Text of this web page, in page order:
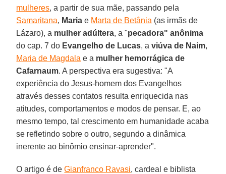
mulheres, a partir de sua mãe, passando pela
Samaritana, Maria e Marta de Betânia (as irmãs de
Lázaro), a mulher adúltera, a "pecadora" anônima
do cap. 7 do Evangelho de Lucas, aviúva de Naim,
Maria de Magdala e a mulher hemorrágica de
Cafarnaum. A perspectiva era sugestiva: "A
experiência do Jesus-homem dos Evangelhos
através desses contatos resulta enriquecida nas
atitudes, comportamentos e modos de pensar. E, ao
mesmo tempo, tal crescimento em humanidade acaba
se refletindo sobre o outro, segundo a dinâmica
inerente ao binômio ensinar-aprender".
O artigo é deGianfranco Ravasi, cardeal e biblista